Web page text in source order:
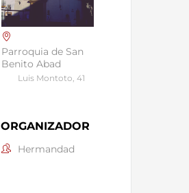
Parroquia de San
Benito Abad
Luis Montoto, 41
ORGANIZADOR
Hermandad